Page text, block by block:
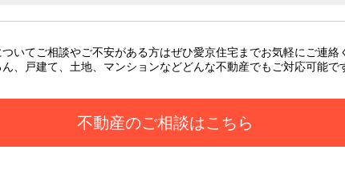
いてご相談やご不安がある方はぜひ愛京住宅までお気軽にご連絡
ん、戸建て、土地、マンションなどどんな不動産でもご対応可能で
不動産のご相談はこちら